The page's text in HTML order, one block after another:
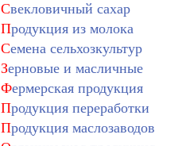
Свекловичный сахар
Продукция из молока
Семена сельхозкультур
Зерновые и масличные
Фермерская продукция
Продукция переработки
Продукция маслозаводов